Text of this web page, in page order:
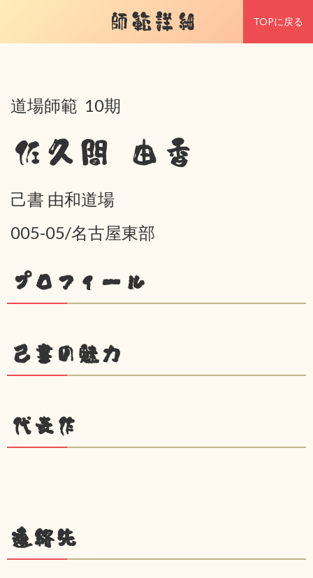
師範詳細 TOPに戻る
道場師範 10期
佐久間 由香
己書 由和道場
005-05/名古屋東部
プロフィール
己書の魅力
代表作
連絡先